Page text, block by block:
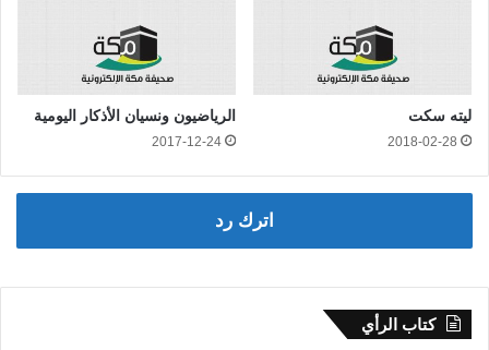
ليته سكت
2018-02-28
الرياضيون ونسيان الأذكار اليومية
2017-12-24
اترك رد
كتاب الرأي